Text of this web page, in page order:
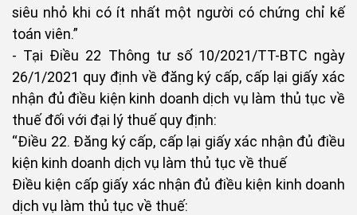
siêu nhỏ khi có ít nhất một người có chứng chỉ kế
toán viên.”
- Tại Điều 22 Thông tư số 10/2021/TT-BTC ngày
26/1/2021 quy định về đăng ký cấp, cấp lại giấy xác
nhận đủ điều kiện kinh doanh dịch vụ làm thủ tục về
thuế đối với đại lý thuế quy định:
“Điều 22. Đăng ký cấp, cấp lại giấy xác nhận đủ điều
kiện kinh doanh dịch vụ làm thủ tục về thuế
Điều kiện cấp giấy xác nhận đủ điều kiện kinh doanh
dịch vụ làm thủ tục về thuế: